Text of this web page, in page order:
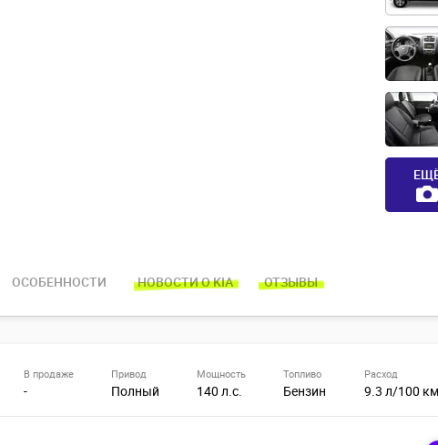
ОСОБЕННОСТИ НОВОСТИ О KIA ОТЗЫВЫ
В продаже
-
Привод
Полный
Мощность
140 л.с.
Топливо
Бензин
Расход
9.3 л/100 км